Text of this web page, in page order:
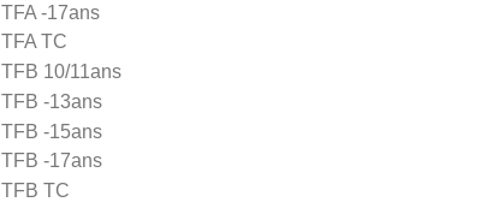
TFA -17ans
TFA TC
TFB 10/11ans
TFB -13ans
TFB -15ans
TFB -17ans
TFB TC